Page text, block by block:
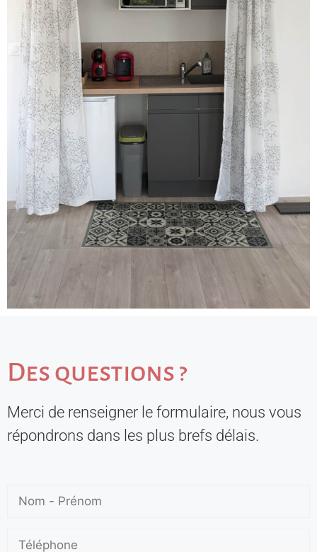
Des questions ?
Merci de renseigner le formulaire, nous vous
répondrons dans les plus brefs délais.